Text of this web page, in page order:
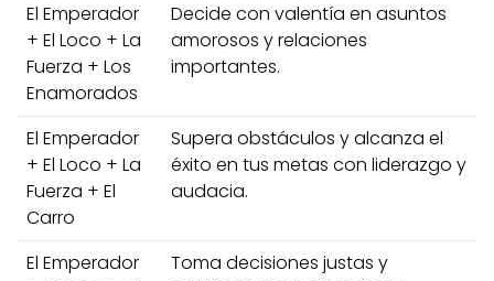
El Emperador
+ El Loco + La
Fuerza + Los
Enamorados
Decide con valentía en asuntos
amorosos y relaciones
importantes.
El Emperador
+ El Loco + La
Fuerza + El
Carro
Supera obstáculos y alcanza el
éxito en tus metas con liderazgo y
audacia.
El Emperador
Toma decisiones justas y